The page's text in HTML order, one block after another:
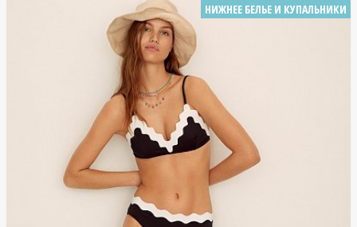
НИЖНЕЕ БЕЛЬЕ И КУПАЛЬНИКИ